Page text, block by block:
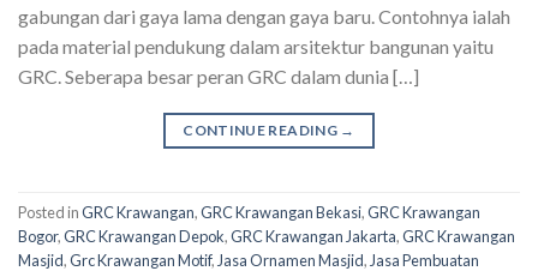
gabungan dari gaya lama dengan gaya baru. Contohnya ialah
pada material pendukung dalam arsitektur bangunan yaitu
GRC. Seberapa besar peran GRC dalam dunia […]
CONTINUE READING →
Posted inGRC Krawangan,GRC Krawangan Bekasi,GRC Krawangan
Bogor,GRC Krawangan Depok,GRC Krawangan Jakarta,GRC Krawangan
Masjid,Grc Krawangan Motif,Jasa Ornamen Masjid,Jasa Pembuatan